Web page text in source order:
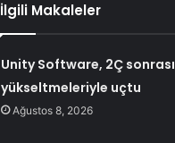
İlgili Makaleler
Unity Software, 2Ç
yükseltmeleriyle uçtu
Ağustos 8, 2026